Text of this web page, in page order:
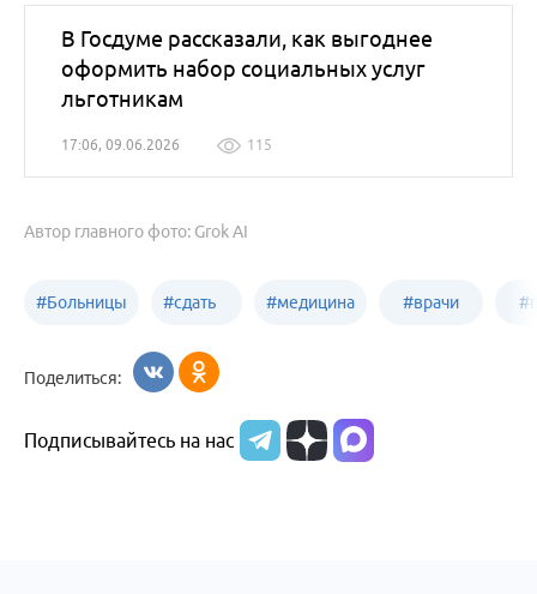
В Госдуме рассказали, как выгоднее
оформить набор социальных услуг
льготникам
17:06, 09.06.2026 115
Автор главного фото: Grok AI
#Больницы #сдать
анализы
в
Бийске
#медицина #врачи #
Поделиться:
Подписывайтесь на нас